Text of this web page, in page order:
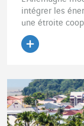
intégrer les
une étroite